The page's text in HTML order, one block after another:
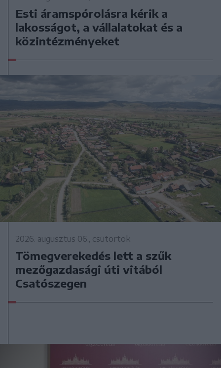
Esti áramspórolásra kérik a
lakosságot, a vállalatokat és a
közintézményeket
2026. augusztus 06., csütörtök
Tömegverekedés lett a szűk
mezőgazdasági úti vitából
Csatószegen